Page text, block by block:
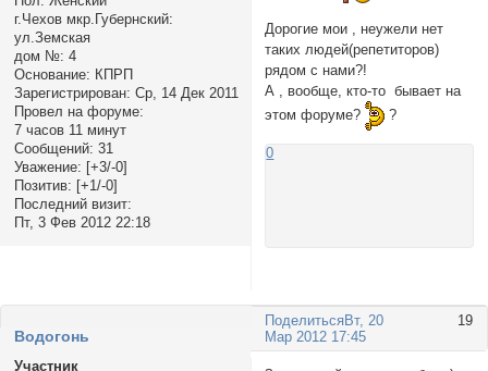
г.Чехов мкр.Губернский:
ул.Земская
дом №: 4
Основание: КПРП
Зарегистрирован: Ср, 14 Дек 2011
Провел на форуме:
7 часов 11 минут
Сообщений: 31
Уважение: [+3/-0]
Позитив: [+1/-0]
Последний визит:
Пт, 3 Фев 2012 22:18
Дорогие мои , неужели нет
таких людей(репетиторов)
рядом с нами?!
А , вообще, кто-то бывает на
этом форуме?
?
0
Поделиться 19
Вт, 20
Мар 2012 17:45
Водогонь
Участник